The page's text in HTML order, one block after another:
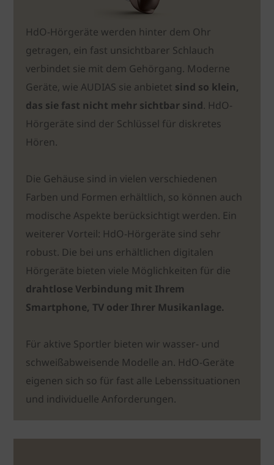
HdO-Hörgeräte werden hinter dem Ohr
getragen, ein fast unsichtbarer Schlauch
verbindet sie mit dem Gehörgang. Moderne
Geräte, wie AUDIAS sie anbietet sind so klein,
das sie fast nicht mehr sichtbar sind. HdO-
Hörgeräte sind der Schlüssel für diskretes
Hören.
Die Gehäuse sind in vielen verschiedenen
Farben und Formen erhältlich, so können auch
modische Aspekte berücksichtigt werden. Ein
weiterer Vorteil: HdO-Hörgeräte sind sehr
robust. Die bei uns erhältlichen digitalen
Hörgeräte bieten viele Möglichkeiten für die
drahtlose Verbindung mit Ihrem
Smartphone, TV oder Ihrer Musikanlage.
Für aktive Sportler bieten wir wasser- und
schweißabweisende Modelle an. HdO-Geräte
eigenen sich so für fast alle Lebenssituationen
und individuelle Anforderungen.